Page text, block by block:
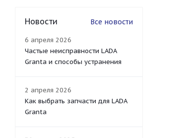
Новости Все новости
6 апреля 2026
Частые неисправности LADA
Granta и способы устранения
2 апреля 2026
Как выбрать запчасти для LADA
Granta